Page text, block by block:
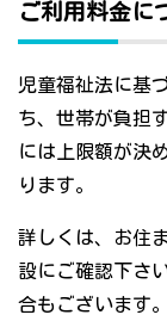
ご利用料金に
児童福祉法に基
ち、世帯が負担
には上限額が決
ります。
詳しくは、お住
設にご確認下さ
合もございます。